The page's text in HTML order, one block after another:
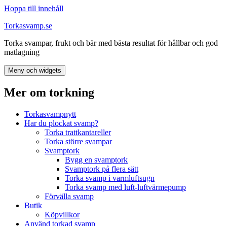
Hoppa till innehåll
Torkasvamp.se
Torka svampar, frukt och bär med bästa resultat för hållbar och god
matlagning
Meny och widgets
Mer om torkning
Torkasvampnytt
Har du plockat svamp?
Torka trattkantareller
Torka större svampar
Svamptork
Bygg en svamptork
Svamptork på flera sätt
Torka svamp i varmluftsugn
Torka svamp med luft-luftvärmepump
Förvälla svamp
Butik
Köpvillkor
Använd torkad svamp